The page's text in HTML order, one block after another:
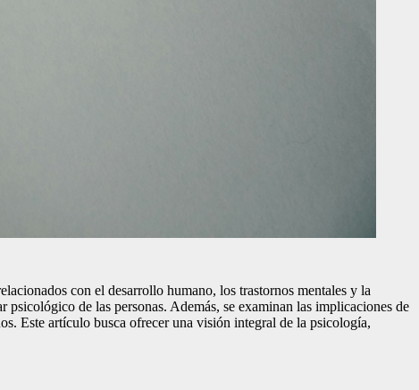
con el desarrollo humano, los trastornos mentales y la
de las personas. Además, se examinan las implicaciones de
Este artículo busca ofrecer una visión integral de la psicología,